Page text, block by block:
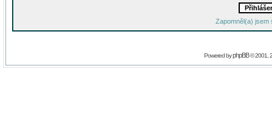
Zapomněl(a) jsem
Powered byphpBB© 2001,